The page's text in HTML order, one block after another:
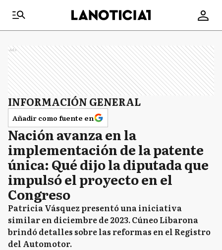
Ads
INFORMACIÓN GENERAL
Añadir como fuente en
Nación avanza en la
implementación de la patente
única: Qué dijo la diputada que
impulsó el proyecto en el
Congreso
Patricia Vásquez presentó una iniciativa
similar en diciembre de 2023. Cúneo Libarona
brindó detalles sobre las reformas en el Registro
del Automotor.